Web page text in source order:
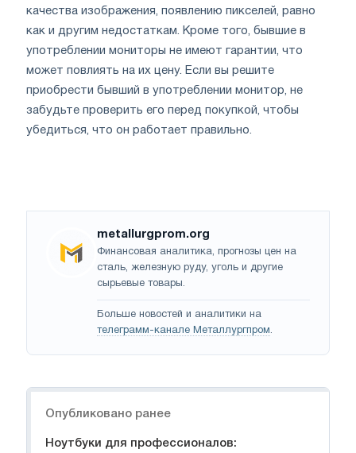
качества изображения, появлению пикселей, равно
как и другим недостаткам. Кроме того, бывшие в
употреблении мониторы не имеют гарантии, что
может повлиять на их цену. Если вы решите
приобрести бывший в употреблении монитор, не
забудьте проверить его перед покупкой, чтобы
убедиться, что он работает правильно.
metallurgprom.org
Финансовая аналитика, прогнозы цен на
сталь, железную руду, уголь и другие
сырьевые товары.
Больше новостей и аналитики на
телеграмм-канале Металлургпром.
Опубликовано ранее
Ноутбуки для профессионалов: